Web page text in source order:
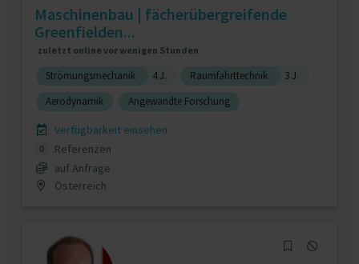
Maschinenbau | fächerübergreifende
Greenfielden...
zuletzt online vor wenigen Stunden
Strömungsmechanik 4 J. Raumfahrttechnik
3 J.
Aerodynamik
Angewandte Forschung
Verfügbarkeit einsehen
0
Referenzen
auf Anfrage
Österreich